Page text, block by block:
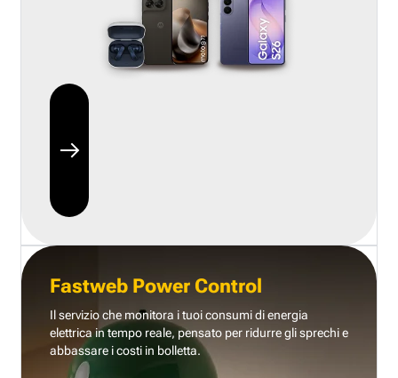
Fastweb Power Control
Il servizio che monitora i tuoi consumi di energia
elettrica in tempo reale, pensato per ridurre gli sprechi e
abbassare i costi in bolletta.